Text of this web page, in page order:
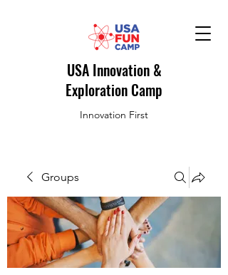
USA Innovation &
Exploration Camp
Innovation First
Groups